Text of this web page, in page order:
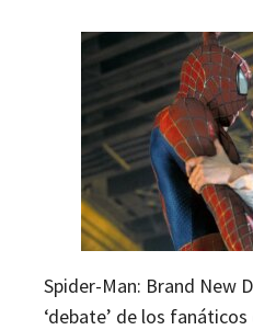
Spider-Man: Brand New
‘debate’ de los